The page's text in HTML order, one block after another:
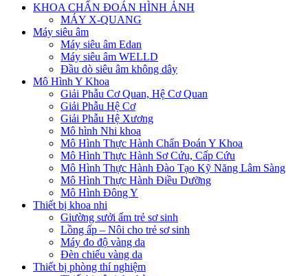
KHOA CHẨN ĐOÁN HÌNH ẢNH
MÁY X-QUANG
Máy siêu âm
Máy siêu âm Edan
Máy siêu âm WELLD
Đầu dò siêu âm không dây
Mô Hình Y Khoa
Giải Phẫu Cơ Quan, Hệ Cơ Quan
Giải Phẫu Hệ Cơ
Giải Phẫu Hệ Xương
Mô hình Nhi khoa
Mô Hình Thực Hành Chẩn Đoán Y Khoa
Mô Hình Thực Hành Sơ Cứu, Cấp Cứu
Mô Hình Thực Hành Đào Tạo Kỹ Năng Lâm Sàng
Mô Hình Thực Hành Điều Dưỡng
Mô Hình Đông Y
Thiết bị khoa nhi
Giường sưởi ấm trẻ sơ sinh
Lồng ấp – Nôi cho trẻ sơ sinh
Máy đo độ vàng da
Đèn chiếu vàng da
Thiết bị phòng thí nghiệm